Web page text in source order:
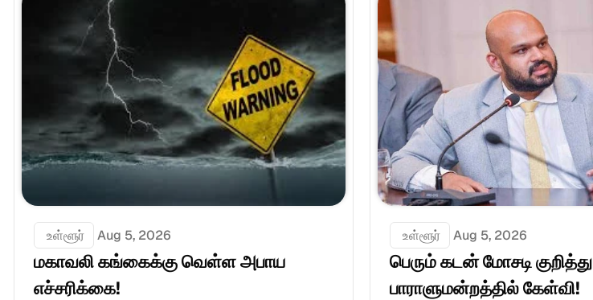
உள்ளூர் Aug 5, 2026
மகாவலி கங்கைக்கு வெள்ள அபாய
எச்சரிக்கை!
உள்ளூர் Aug 5, 2026
பெரும் கடன் மோசடி குறித்து
பாராளுமன்றத்தில் கேள்வி!